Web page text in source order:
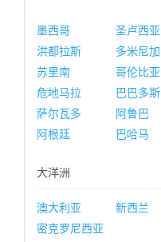
墨西哥 圣卢西亚
洪都拉斯
多米尼加
苏里南
哥伦比亚
危地马拉
巴巴多斯
萨尔瓦多
阿鲁巴
阿根廷
巴哈马
大洋洲
澳大利亚 新西兰
密克罗尼西亚